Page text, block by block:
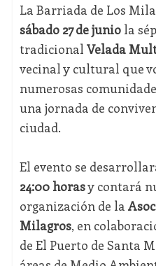
La Barriada de Los
sábado 27 de juniola
tradicional Velada
vecinal y cultural que
numerosas
una jornada de
ciudad.
El evento se
24:00 horasy contará
organización de la
Milagros, en
de El Puerto de Santa